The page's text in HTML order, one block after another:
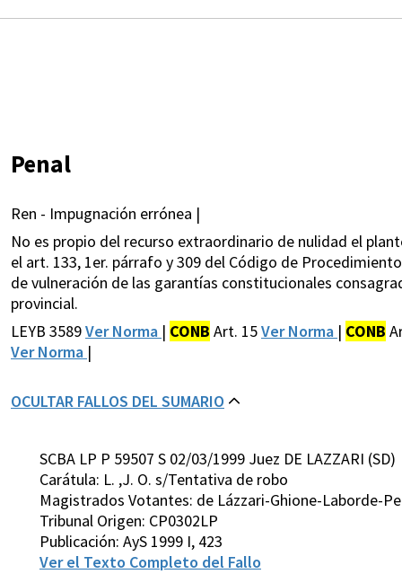
Penal
Ren - Impugnación errónea |
No es propio del recurso extraordinario de nulidad el
el art. 133, 1er. párrafo y 309 del Código de
de vulneración de las garantías constitucionales
provincial.
LEYB 3589Ver Norma | CONB Art. 15Ver Norma | CONB
Ver Norma |
OCULTAR FALLOS DEL SUMARIO
SCBA LP P 59507 S 02/03/1999 Juez DE LAZZARI (SD)
Carátula: L. ,J. O. s/Tentativa de robo
Magistrados Votantes: de Lázzari-Ghione-Laborde-
Tribunal Origen: CP0302LP
Publicación: AyS 1999 I, 423
Ver el Texto Completo del Fallo